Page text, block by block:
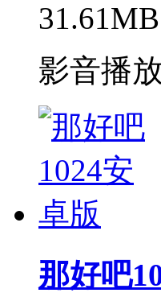
31.61MB
影音播
那好吧